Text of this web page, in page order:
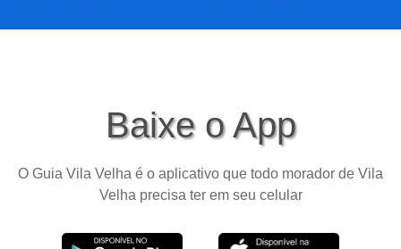
Baixe o App
O Guia Vila Velha é o aplicativo que todo morador de Vila
Velha precisa ter em seu celular